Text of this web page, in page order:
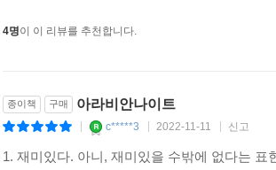
4명이 이 리뷰를 추천합니다.
종이책 구매 아라비안나이트
c*****3 2022-11-11 신고
1. 재미있다. 아니, 재미있을 수밖에 없다는